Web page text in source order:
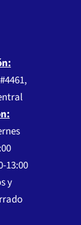
13:00
y